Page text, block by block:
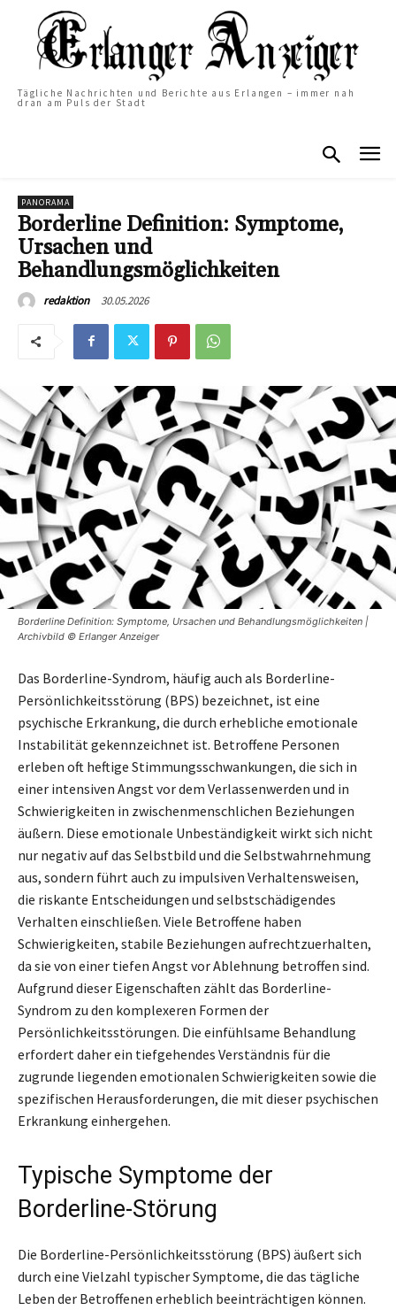
Tägliche Nachrichten und Berichte aus Erlangen – immer nah
dran am Puls der Stadt
PANORAMA
Borderline Definition: Symptome,
Ursachen und
Behandlungsmöglichkeiten
redaktion 30.05.2026
Borderline Definition: Symptome, Ursachen und Behandlungsmöglichkeiten |
Archivbild © Erlanger Anzeiger
Das Borderline-Syndrom, häufig auch als Borderline-
Persönlichkeitsstörung (BPS) bezeichnet, ist eine
psychische Erkrankung, die durch erhebliche emotionale
Instabilität gekennzeichnet ist. Betroffene Personen
erleben oft heftige Stimmungsschwankungen, die sich in
einer intensiven Angst vor dem Verlassenwerden und in
Schwierigkeiten in zwischenmenschlichen Beziehungen
äußern. Diese emotionale Unbeständigkeit wirkt sich nicht
nur negativ auf das Selbstbild und die Selbstwahrnehmung
aus, sondern führt auch zu impulsiven Verhaltensweisen,
die riskante Entscheidungen und selbstschädigendes
Verhalten einschließen. Viele Betroffene haben
Schwierigkeiten, stabile Beziehungen aufrechtzuerhalten,
da sie von einer tiefen Angst vor Ablehnung betroffen sind.
Aufgrund dieser Eigenschaften zählt das Borderline-
Syndrom zu den komplexeren Formen der
Persönlichkeitsstörungen. Die einfühlsame Behandlung
erfordert daher ein tiefgehendes Verständnis für die
zugrunde liegenden emotionalen Schwierigkeiten sowie die
spezifischen Herausforderungen, die mit dieser psychischen
Erkrankung einhergehen.
Typische Symptome der
Borderline-Störung
Die Borderline-Persönlichkeitsstörung (BPS) äußert sich
durch eine Vielzahl typischer Symptome, die das tägliche
Leben der Betroffenen erheblich beeinträchtigen können.